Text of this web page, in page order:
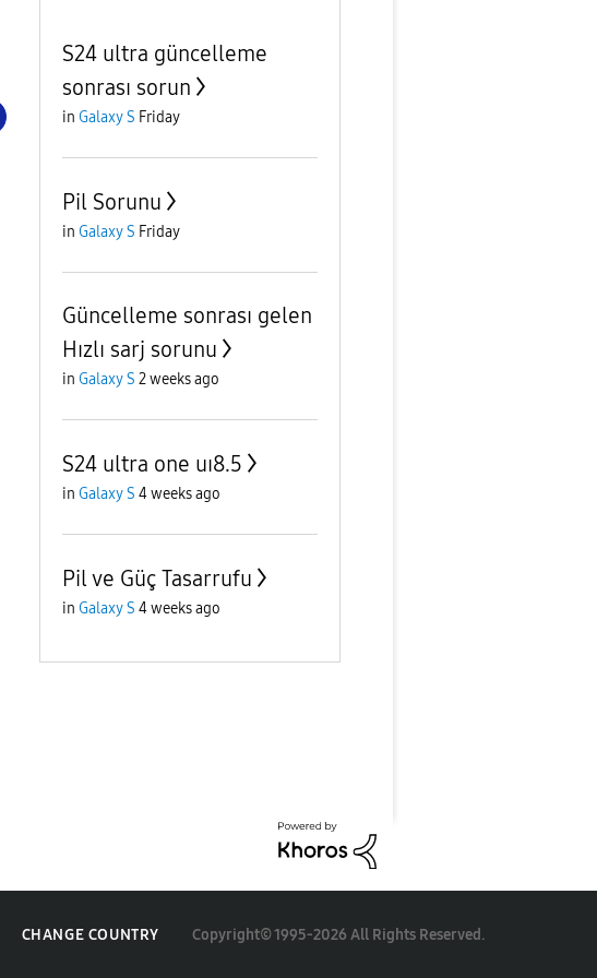
S24 ultra güncelleme
sonrası sorun
in Galaxy S Friday
Pil Sorunu
in Galaxy S Friday
Güncelleme sonrası gelen
Hızlı sarj sorunu
in Galaxy S 2 weeks ago
S24 ultra one uı8.5
in Galaxy S 4 weeks ago
Pil ve Güç Tasarrufu
in Galaxy S 4 weeks ago
CHANGE COUNTRY Copyright© 1995-2026 All Rights Reserved.